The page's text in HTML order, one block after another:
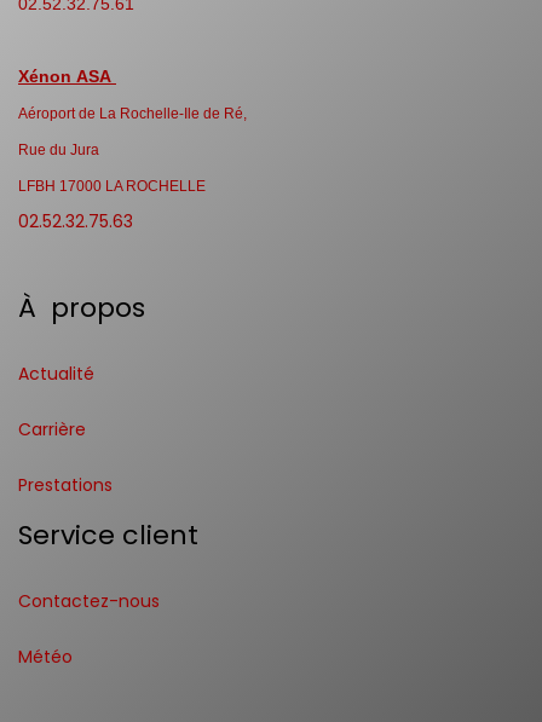
Xénon ASA
Aéroport de La Rochelle-Ile de Ré,
Rue du Jura
LFBH 17000 LA ROCHELLE
02.52.32.75.63
À propos
Actualité
Carrière
Prestations
Service client
Contactez-nous
Météo